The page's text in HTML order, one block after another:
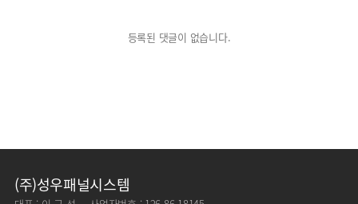
등록된 댓글이 없습니다.
(주)성우패널시스템